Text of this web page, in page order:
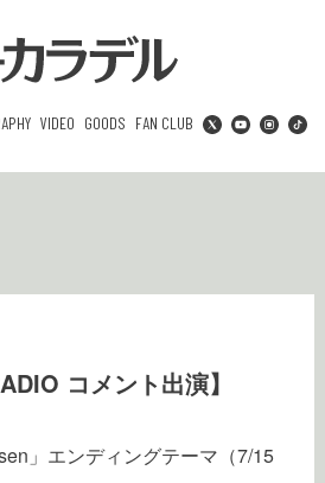
VIDEO GOODS FAN CLUB
コメント出演】
」エンディングテーマ（7/15